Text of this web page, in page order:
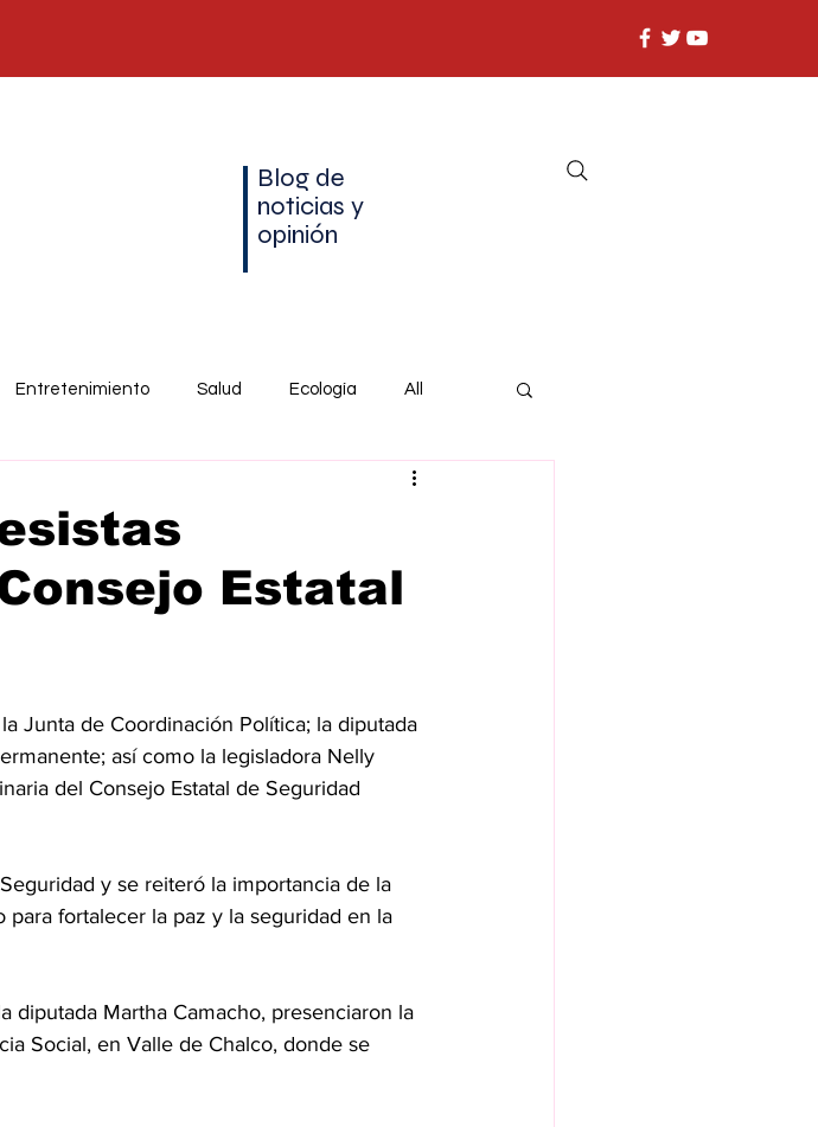
Blog de
noticias y
opinión
Entretenimiento Salud Ecología All
Estatal
Junta de Coordinación Política; la diputada
así como la legisladora Nelly
del Consejo Estatal de Seguridad
y se reiteró la importancia de la
fortalecer la paz y la seguridad en la
diputada Martha Camacho, presenciaron la
Social, en Valle de Chalco, donde se